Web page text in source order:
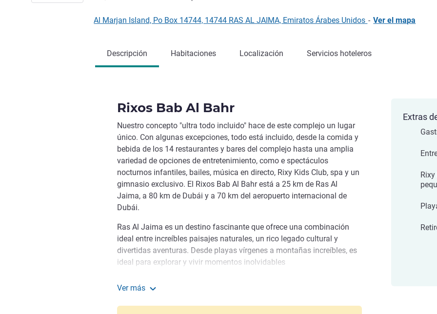
Al Marjan Island, Po Box 14744, 14744 RAS AL JAIMA, Emiratos Árabes Unidos - Ver el mapa
Descripción Habitaciones Localización Servicios hoteleros
Rixos Bab Al Bahr
Nuestro concepto "ultra todo incluido" hace de este complejo un lugar
único. Con algunas excepciones, todo está incluido, desde la comida y
bebida de los 14 restaurantes y bares del complejo hasta una amplia
variedad de opciones de entretenimiento, como e spectáculos
nocturnos infantiles, bailes, música en directo, Rixy Kids Club, spa y un
gimnasio exclusivo. El Rixos Bab Al Bahr está a 25 km de Ras Al
Jaima, a 80 km de Dubái y a 70 km del aeropuerto internacional de
Dubái.
Ras Al Jaima es un destino fascinante que ofrece una combinación
ideal entre increíbles paisajes naturales, un rico legado cultural y
divertidas aventuras. Desde playas vírgenes a montañas increíbles, es
ideal para explorar y vivir momentos inolvidables
Bienvenido al Rixos Bab Al Bahr, un lugar en el que la diversión en
diferentes actividades para todas las edades. Disfrute de una estancia
Ver más
Extras